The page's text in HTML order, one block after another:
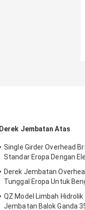
Derek Jembatan Atas
Single Girder Overhead
Standar Eropa Dengan
Derek Jembatan
Tunggal Eropa Untuk
QZ Model Limbah
Jembatan Balok Ganda